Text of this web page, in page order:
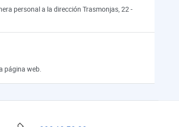
personal a la dirección Trasmonjas, 22 -
página web.